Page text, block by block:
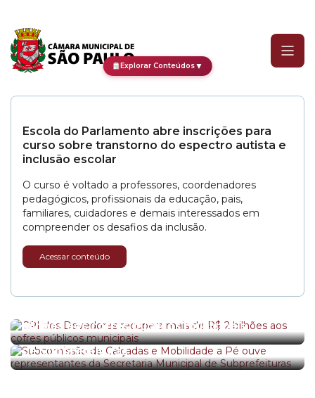
Explorar Conteúdos▼
Escola do Parlamento abre inscrições para
curso sobre transtorno do espectro autista e
inclusão escolar
O curso é voltado a professores, coordenadores
pedagógicos, profissionais da educação, pais,
familiares, cuidadores e demais interessados em
compreender os desafios da inclusão.
Acessar conteúdo
bilhões aos cofres públicos municipais
Subcomissão de Calçadas e Mobilidade a Pé
ouve representantes da Secretaria Municipal
de Subprefeituras